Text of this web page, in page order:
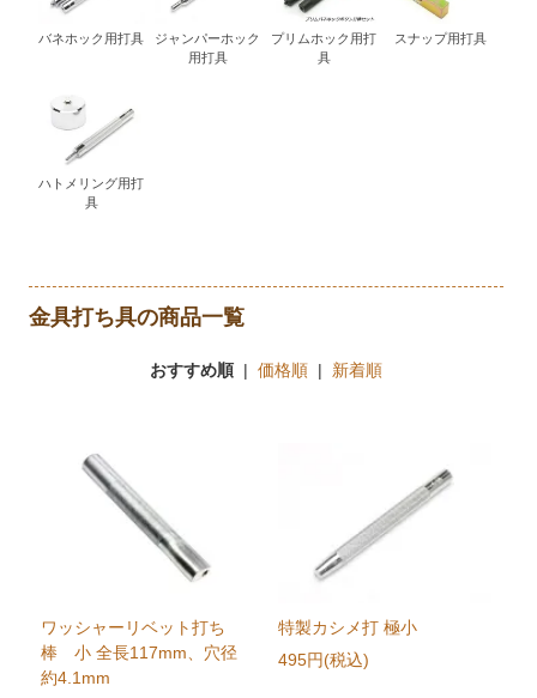
バネホック用打具
ジャンパーホック
用打具
プリムホック用打
具
スナップ用打具
ハトメリング用打
具
金具打ち具の商品一覧
おすすめ順| 価格順| 新着順
ワッシャーリベット打ち
棒 小 全長117mm、穴径
約4.1mm
特製カシメ打 極小
495円(税込)